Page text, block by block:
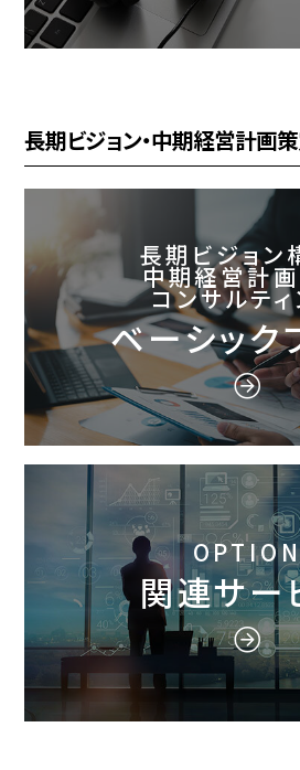
長期ビジョン・中期経営計画
長期ビジョン
中期経営計
コンサルテ
ベーシック
関連サー